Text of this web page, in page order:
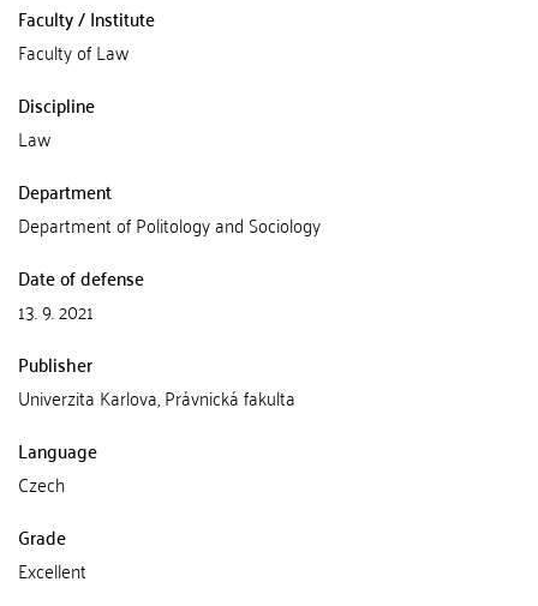
Faculty / Institute
Faculty of Law
Discipline
Law
Department
Department of Politology and Sociology
Date of defense
13. 9. 2021
Publisher
Univerzita Karlova, Právnická fakulta
Language
Czech
Grade
Excellent